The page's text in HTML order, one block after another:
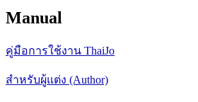
Manual
คู่มือการใช้งาน ThaiJo
สำหรับผู้แต่ง (Author)